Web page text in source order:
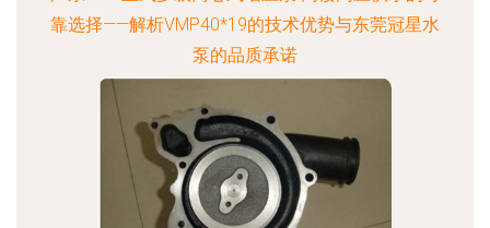
靠选择——解析VMP40*19的技术优势与东莞冠星水
泵的品质承诺